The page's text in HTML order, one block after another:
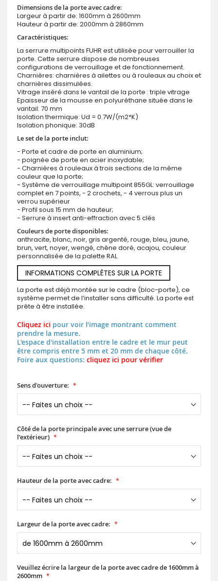
Dimensions de la porte avec cadre:
Largeur à partir de: 1600mm à 2600mm
Hauteur à partir de: 2000mm à 2860mm
Caractéristiques:
La serrure multipoints FUHR est utilisée pour verrouiller la
porte. Cette serrure dispose de nombreuses
configurations de verrouillage et de fonctionnement.
Charnières: charnières à ailettes ou à rouleaux au choix et
charnières dissimulées.
Vitrage inséré dans le vantail de la porte : triple vitrage
Epaisseur de la mousse en polyuréthane située dans le
vantail: 70 mm
Isolation thermique: Ud = 0.7W/(m2*K)
Isolation phonique: 30dB
Le set de la porte inclut:
- Porte et cadre de porte en aluminium;
- poignée de porte en acier inoxydable;
- Charnières à rouleaux à trois sections de la même
couleur que la porte;
- Système de verrouillage multipoint 855GL: verrouillage
complet en 7 points, - 2 crochets, - 4 verrous plus un
verrou supérieur
- Profil sous 15 mm de hauteur;
- Serrure à insert anti-effraction avec 5 clés
Couleurs de porte disponibles:
anthracite, blanc, noir, gris argenté, rouge, bleu, jaune,
brun, vert, noyer, wengé, chêne doré, acajou, couleur
personnalisée de la palette RAL
INFORMATIONS COMPLÈTES SUR LA PORTE
La porte est déjà montée sur le cadre (bloc-porte), ce
système permet de l’installer sans difficulté. La porte est
prête à être installée.
Cliquez ici pour voir l’image montrant comment
prendre la mesure.
L'espace d'installation entre le cadre et le mur peut
être compris entre 5 mm et 20 mm de chaque côté.
Foire aux questions: cliquez ici pour vérifier
Sens d'ouverture:
Côté de la porte principale avec une serrure (vue de
l’extérieur)
Hauteur de la porte avec cadre:
Largeur de la porte avec cadre:
Veuillez écrire la largeur de la porte avec cadre de 1600mm à
2600mm